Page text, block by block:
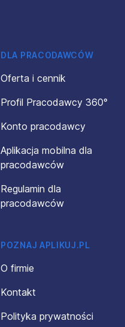
DLA PRACODAWCÓW
Oferta i cennik
Profil Pracodawcy 360°
Konto pracodawcy
Aplikacja mobilna dla
pracodawców
Regulamin dla
pracodawców
POZNAJ APLIKUJ.PL
O firmie
Kontakt
Polityka prywatności